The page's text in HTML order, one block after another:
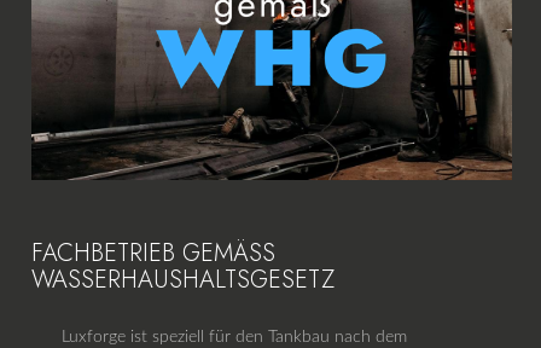
FACHBETRIEB GEMÄSS W
ASSERHAUSHALTSGESETZ
Luxforge ist speziell für den Tankbau nach dem